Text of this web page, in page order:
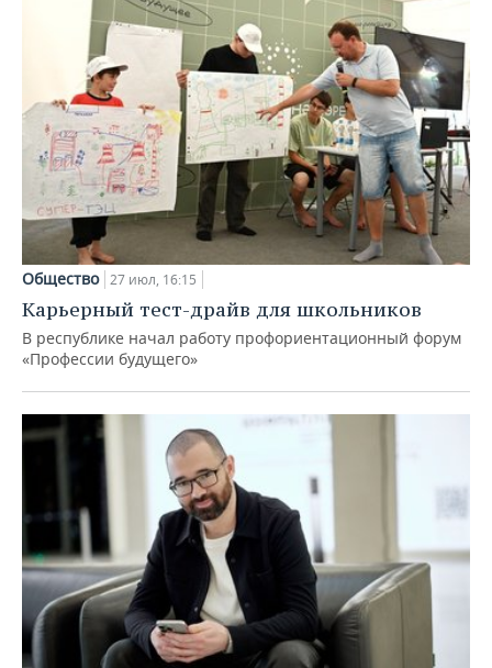
Общество 27 июл, 16:15
Карьерный тест-драйв для школьников
В республике начал работу профориентационный форум
«Профессии будущего»